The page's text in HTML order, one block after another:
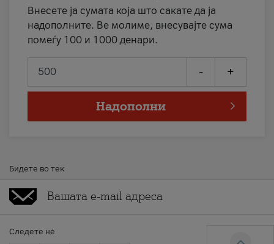
Внесете ја сумата која што сакате да ја
надополните. Ве молиме, внесувајте сума
помеѓу 100 и 1000 денари.
- +
Надополни
Бидете во тек
Следете нè